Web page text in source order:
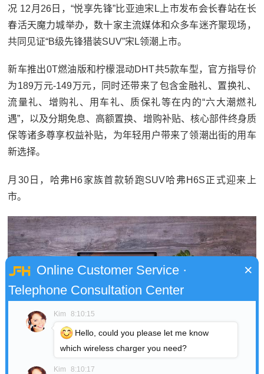
况 12月26日，“悦享先锋”比亚迪宋L上市发布会长春站在长
春活天魔力城举办，数十家主流媒体和众多车迷齐聚现场，
共同见证“B级先锋猎装SUV”宋L领潮上市。
新车推出0T燃油版和柠檬混动DHT共5款车型，官方指导价
为189万元-149万元，同时还带来了包含金融礼、置换礼、
流量礼、增购礼、用车礼、质保礼等在内的“六大潮燃礼
遇”，以及分期免息、高额置换、增购补贴、核心部件终身质
保等诸多尊享权益补贴，为年轻用户带来了领潮出街的用车
新选择。
月30日，哈弗H6家族首款轿跑SUV哈弗H6S正式迎来上
市。
Online Customer Service ·
Telephone Consultation Center
×
Kim 8:10:15
Hello, could you please let me know
which wireless charger you need?
Kim 8:10:17